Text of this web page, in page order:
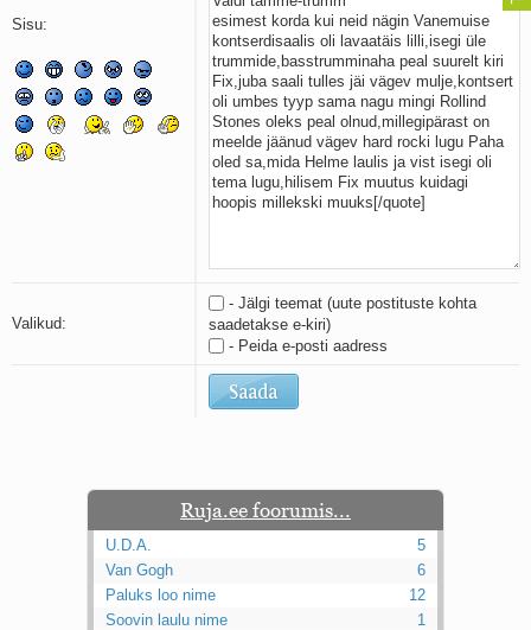
Perekondlik
Kassimäng
Läänemere lained
Üle müüri
Valgusemaastikud
Kaks pihtimust
Sisu:
Valikud:
- Jälgi teemat (uute postituste kohta
saadetakse e-kiri)
- Peida e-posti aadress
Ruja.ee foorumis...
U.D.A.
5
Van Gogh
6
Paluks loo nime
12
Soovin laulu nime
1